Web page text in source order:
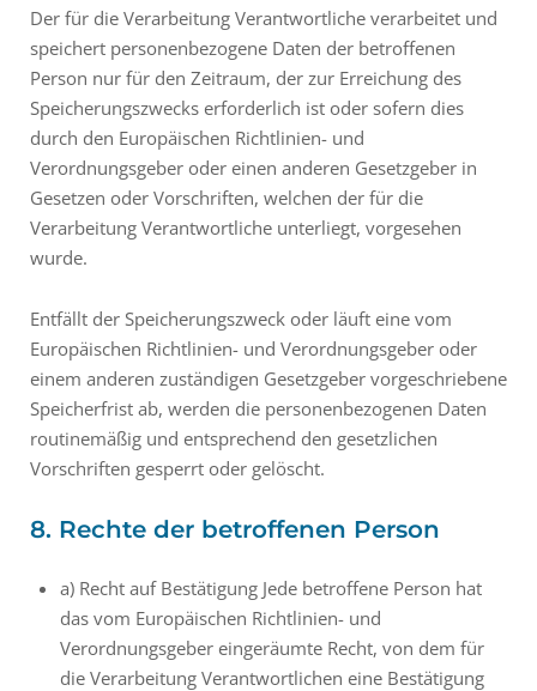
Der für die Verarbeitung Verantwortliche verarbeitet und
speichert personenbezogene Daten der betroffenen
Person nur für den Zeitraum, der zur Erreichung des
Speicherungszwecks erforderlich ist oder sofern dies
durch den Europäischen Richtlinien- und
Verordnungsgeber oder einen anderen Gesetzgeber in
Gesetzen oder Vorschriften, welchen der für die
Verarbeitung Verantwortliche unterliegt, vorgesehen
wurde.
Entfällt der Speicherungszweck oder läuft eine vom
Europäischen Richtlinien- und Verordnungsgeber oder
einem anderen zuständigen Gesetzgeber vorgeschriebene
Speicherfrist ab, werden die personenbezogenen Daten
routinemäßig und entsprechend den gesetzlichen
Vorschriften gesperrt oder gelöscht.
8. Rechte der betroffenen Person
a) Recht auf Bestätigung Jede betroffene Person hat
das vom Europäischen Richtlinien- und
Verordnungsgeber eingeräumte Recht, von dem für
die Verarbeitung Verantwortlichen eine Bestätigung